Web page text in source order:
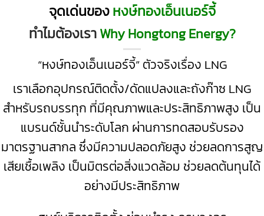
จุดเด่นของหงษ์ทองเอ็นเนอร์จี้
ทำไมต้องเราWhy Hongtong Energy?
“หงษ์ทองเอ็นเนอร์จี้” ตัวจริงเรื่อง LNG
เราเลือกอุปกรณ์ติดตั้ง/ดัดแปลงและถังก๊าซ LNG
สำหรับรถบรรทุก ที่มีคุณภาพและประสิทธิภาพสูง เป็น
แบรนด์ชั้นนำระดับโลก ผ่านการทดสอบรับรอง
มาตรฐานสากล ซึ่งมีความปลอดภัยสูง ช่วยลดการสูญ
เสียเชื้อเพลิง เป็นมิตรต่อสิ่งแวดล้อม ช่วยลดต้นทุนได้
อย่างมีประสิทธิภาพ